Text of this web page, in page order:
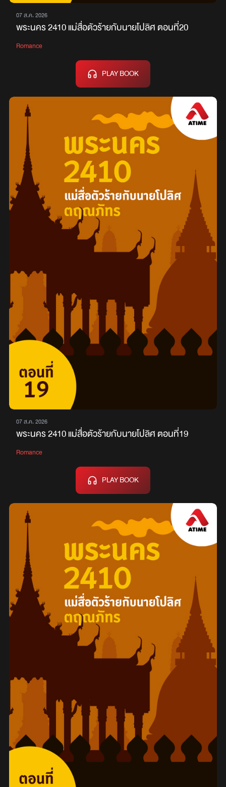
07 ส.ค. 2026
พระนคร 2410 แม่สื่อตัวร้ายกับนายโปลิศ ตอนที่20
Romance
PLAY BOOK
07 ส.ค. 2026
พระนคร 2410 แม่สื่อตัวร้ายกับนายโปลิศ ตอนที่19
Romance
PLAY BOOK